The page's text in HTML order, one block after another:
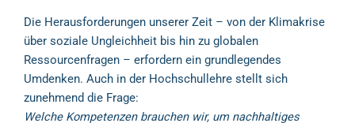
Die Herausforderungen unserer Zeit – von der Klimakrise
über soziale Ungleichheit bis hin zu globalen
Ressourcenfragen – erfordern ein grundlegendes
Umdenken. Auch in der Hochschullehre stellt sich
zunehmend die Frage:
Welche Kompetenzen brauchen wir, um nachhaltiges